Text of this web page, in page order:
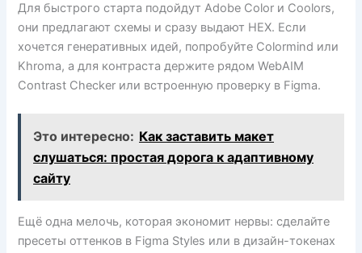
Для быстрого старта подойдут Adobe Color и Coolors,
они предлагают схемы и сразу выдают HEX. Если
хочется генеративных идей, попробуйте Colormind или
Khroma, а для контраста держите рядом WebAIM
Contrast Checker или встроенную проверку в Figma.
Это интересно: Как заставить макет
слушаться: простая дорога к адаптивному
сайту
Ещё одна мелочь, которая экономит нервы: сделайте
пресеты оттенков в Figma Styles или в дизайн-токенах